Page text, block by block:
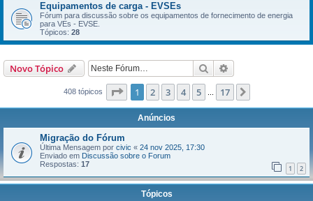
Equipamentos de carga - EVSEs
Fórum para discussão sobre os equipamentos de fornecimento de energia
para VEs - EVSE.
Tópicos: 28
Novo Tópico Pesquisar
408 tópicos Página de 17
1 2 3 4 5 17
Anúncios
Migração do Fórum
Última Mensagem por civic « 24 nov 2025, 17:30
Enviado em Discussão sobre o Forum
Respostas: 17 1 2
Tópicos